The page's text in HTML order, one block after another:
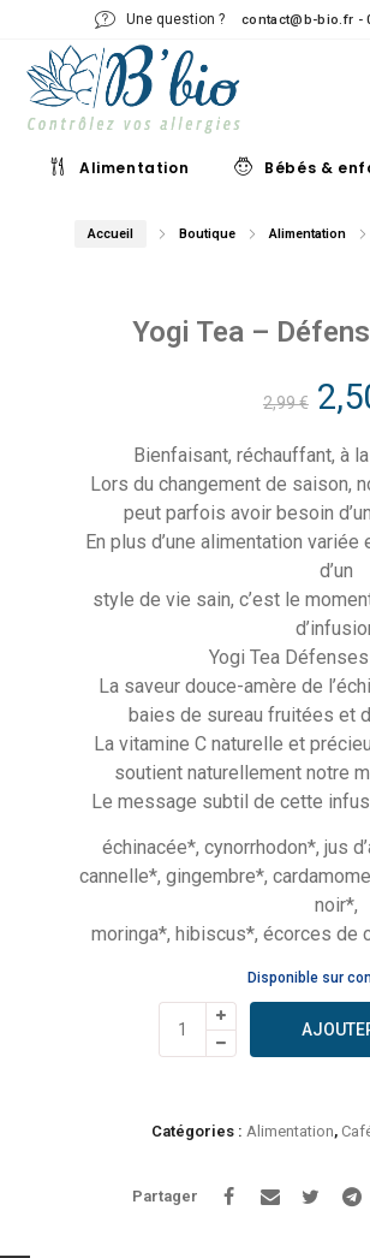
Une question ? contact@b-bio.fr -
Alimentation Bébés &
Accueil Boutique Alimentation
Yogi Tea –
2,99€ Le
prix
Bienfaisant, réchauffant, à
Lors du changement de saison,
peut parfois avoir besoin
En plus d’une alimentation
d’un
style de vie sain, c’est le
Yogi Tea
La saveur douce-amère de
baies de sureau fruitées et
La vitamine C naturelle et
soutient naturellement notre
Le message subtil de cette
échinacée*, cynorrhodon*, jus
cannelle*, gingembre*,
noir*,
moringa*, hibiscus*, écorces de
Disponible sur
quantité
de
Catégories : Alimentation,
Partager